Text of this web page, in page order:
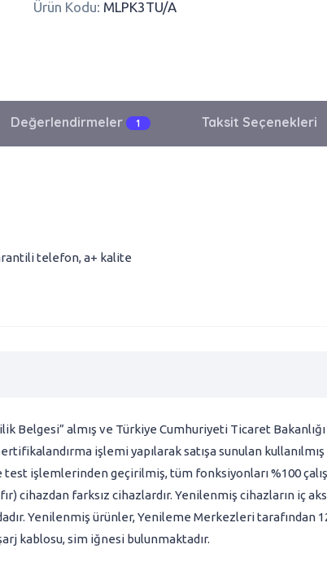
Ürün Kodu: MLPK3TU/A
Değerlendirmeler 1 Taksit Seçenekleri
telefon,a+ kalite
Belgesi” almış ve Türkiye Cumhuriyeti Ticaret
işlemi yapılarak satışa sunulan
işlemlerinden geçirilmiş, tüm fonksiyonları %100
cihazdan farksız cihazlardır. Yenilenmiş cihazların iç
Yenilenmiş ürünler, Yenileme Merkezleri tarafından
kablosu, sim iğnesi bulunmaktadır.